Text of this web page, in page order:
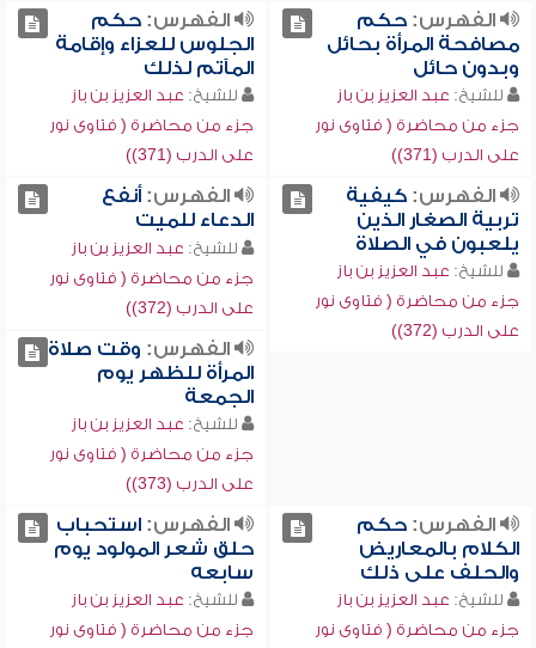
الفهرس:حكم
مصافحة المرأة بحائل
وبدون حائل
للشيخ: عبد العزيز بن باز
جزء من محاضرة ( فتاوى نور
على الدرب (371))
الفهرس:حكم
الجلوس للعزاء وإقامة
المآتم لذلك
للشيخ: عبد العزيز بن باز
جزء من محاضرة ( فتاوى نور
على الدرب (371))
الفهرس:كيفية
تربية الصغار الذين
يلعبون في الصلاة
للشيخ: عبد العزيز بن باز
جزء من محاضرة ( فتاوى نور
على الدرب (372))
الفهرس:أنفع
الدعاء للميت
للشيخ: عبد العزيز بن باز
جزء من محاضرة ( فتاوى نور
على الدرب (372))
الفهرس: وقت صلاة
المرأة للظهر يوم
الجمعة
للشيخ: عبد العزيز بن باز
جزء من محاضرة ( فتاوى نور
على الدرب (373))
الفهرس:حكم
الكلام بالمعاريض
والحلف على ذلك
للشيخ: عبد العزيز بن باز
جزء من محاضرة ( فتاوى نور
الفهرس:استحباب
حلق شعر المولود يوم
سابعه
للشيخ: عبد العزيز بن باز
جزء من محاضرة ( فتاوى نور